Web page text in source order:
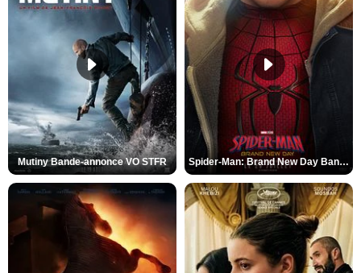
Mutiny Bande-annonce VO STFR Spider-Man: Brand New Day Bande-annonce VO STFR